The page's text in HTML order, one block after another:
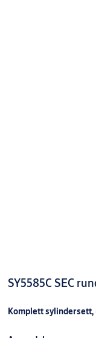
SY5585C SEC
Komplett